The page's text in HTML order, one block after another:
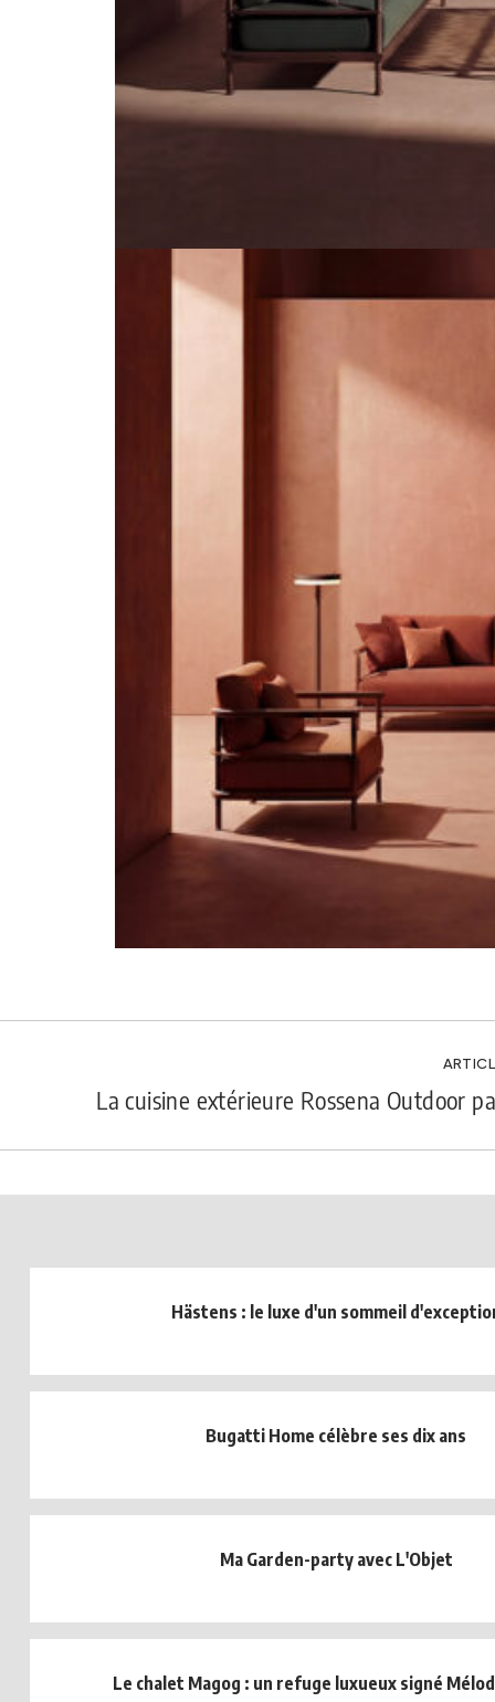
La cuisine extérieure Rossena Outdoor
Hästens : le luxe d'un sommeil
Bugatti Home célèbre ses dix ans
Ma Garden-party avec L'Objet
Le chalet Magog : un refuge luxueux signé